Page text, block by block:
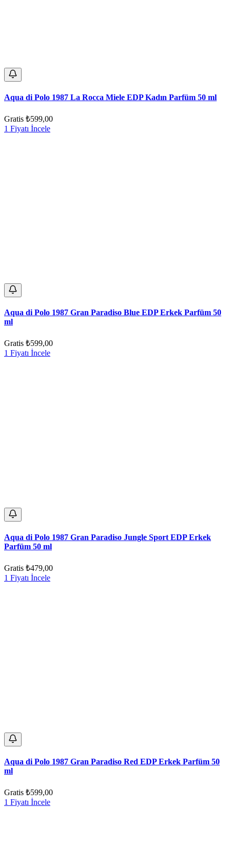
Aqua di Polo 1987 La Rocca Miele EDP Kadın Parfüm 50 ml
Gratis ₺599,00
1 Fiyatı İncele
Aqua di Polo 1987 Gran Paradiso Blue EDP Erkek Parfüm 50
ml
Gratis ₺599,00
1 Fiyatı İncele
Aqua di Polo 1987 Gran Paradiso Jungle Sport EDP Erkek
Parfüm 50 ml
Gratis ₺479,00
1 Fiyatı İncele
Aqua di Polo 1987 Gran Paradiso Red EDP Erkek Parfüm 50
ml
Gratis ₺599,00
1 Fiyatı İncele